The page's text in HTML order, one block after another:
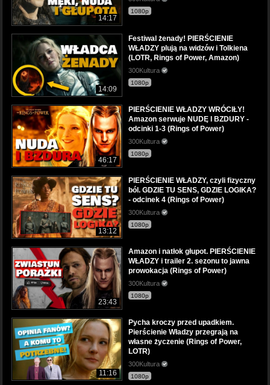
14:17
1080p
14:09
Festiwal żenady! PIERŚCIENIE
WŁADZY plują na widzów i Tolkiena
(LOTR, Rings of Power, Amazon)
300Kultura
1080p
46:17
PIERŚCIENIE WŁADZY WRÓCIŁY!
Amazon serwuje NUDĘ I BZDURY -
odcinki 1-3 (Rings of Power)
300Kultura
1080p
13:12
PIERŚCIENIE WŁADZY, czyli fizyczny
ból. GDZIE TU SENS, GDZIE LOGIKA?
- odcinek 4 (Rings of Power)
300Kultura
1080p
23:43
Amazon i natłok głupot. PIERŚCIENIE
WŁADZY i trailer 2. sezonu to jawna
prowokacja (Rings of Power)
300Kultura
1080p
11:16
Pycha kroczy przed upadkiem.
Pierścienie Władzy przegrają na
własne życzenie (Rings of Power,
LOTR)
300Kultura
1080p